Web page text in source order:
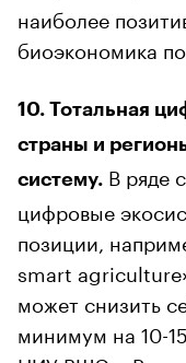
наиболее
биоэкономика
10. Тотальная
страны и
систему. В ряде
цифровые
позиции,
smart
может снизить
минимум на 10-